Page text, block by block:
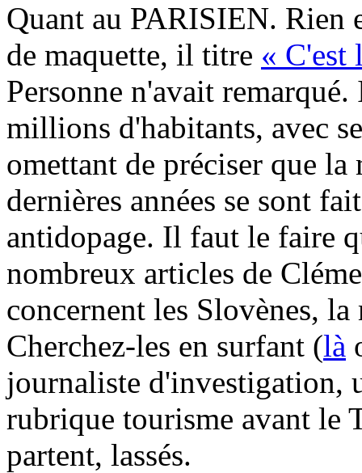
Quant au PARISIEN. Rien
de maquette, il titre « C'est
Personne n'avait
millions d'habitants, avec
omettant de préciser que
dernières années se sont
antidopage. Il faut le faire
nombreux articles de
concernent les Slovènes,
Cherchez-les en surfant (là
journaliste d'investigation,
rubrique tourisme avant le
partent, lassés.